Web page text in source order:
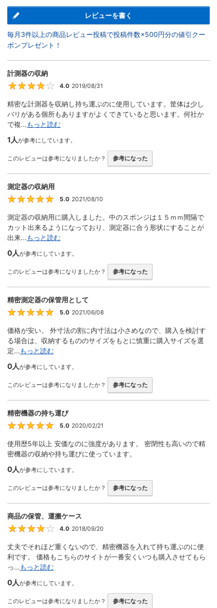
レビューを書く
毎月3件以上の商品レビュー投稿で投稿件数×500円分の値引クー
ポンプレゼント！
計測器の収納
4.0 2019/08/31
精密な計測器を収納し持ち運ぶのに使用しています。筐体は少し
バリがある個所もありますがよくできていると思います。何社か
で複...もっと読む
1人が参考にしています。
このレビューは参考になりましたか？ 参考になった
測定器の収納用
5
5.0 2021/08/10
測定器の収納用に購入しました。中のスポンジは１５ｍｍ間隔で
カット出来るようになっており、測定器に合う形状にすることが
出来...もっと読む
0人が参考にしています。
このレビューは参考になりましたか？ 参考になった
精密測定器の保管用として
5
5.0 2021/06/08
価格が安い。 外寸法の割に内寸法は小さめなので、購入を検討す
る場合は、収納するもののサイズをもとに慎重に購入サイズを選
定...もっと読む
0人が参考にしています。
このレビューは参考になりましたか？ 参考になった
精密機器の持ち運び
5
5.0 2020/02/21
使用歴5年以上 安価なのに強度があります。 密閉性も高いので精
密機器の収納や持ち運びに使っています。
0人が参考にしています。
このレビューは参考になりましたか？ 参考になった
商品の保管、運搬ケース
4
4.0 2018/09/20
丈夫でそれほど重くないので、精密機器を入れて持ち運ぶのに便
利です。 価格もこちらのサイトが一番安くいつも購入させてもら
っ...もっと読む
0人が参考にしています。
このレビューは参考になりましたか？ 参考になった